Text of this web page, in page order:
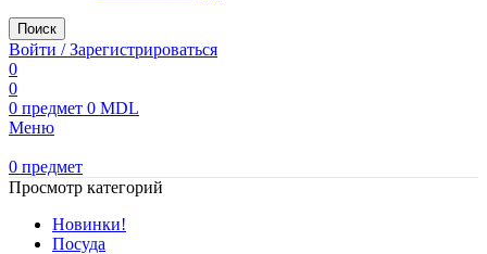
Поиск
Войти / Зарегистрироваться
0
0
0 предмет 0 MDL
Меню
0 предмет
Просмотр категорий
Новинки!
Посуда